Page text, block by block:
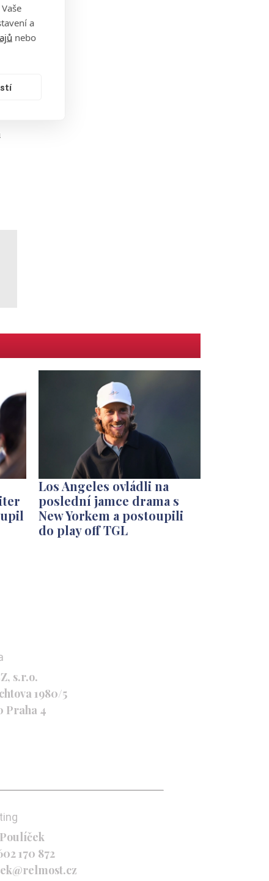
a
nebo
Los Angeles ovládli na
poslední jamce drama s
New Yorkem a postoupili
do play off TGL
s.r.o.
1980/5
Praha 4
170 872